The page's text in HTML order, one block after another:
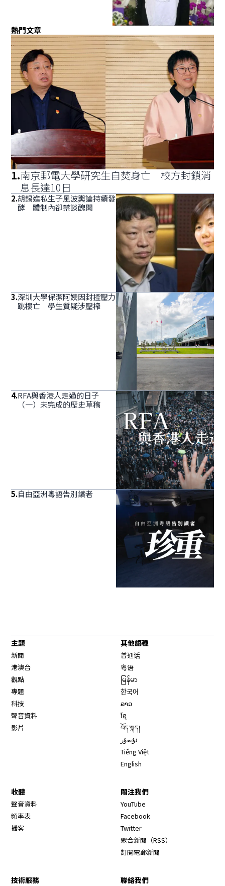
熱門文章
1.南京郵電大學研究生自焚身亡 校方封鎖消
息長達10日
2.胡錫進私生子風波輿論持續發
酵 體制內卻禁談醜聞
3.深圳大學保潔阿姨因封控壓力
跳樓亡 學生質疑涉壓榨
4.RFA與香港人走過的日子
（一）未完成的歷史草稿
5.自由亞洲粵語告別讀者
主題
新聞
港澳台
觀點
專題
科技
聲音資料
影片
其他語種
普通话
粤语
မြန်မာ
한국어
ລາວ
ខ្មែ
བོད་སྐད།
ئۇيغۇر
Tiếng Việt
English
收聽
聲音資料
頻率表
播客
關注我們
YouTube
Facebook
Twitter
聚合新聞（RSS）
訂閱電郵新聞
技術服務 聯絡我們